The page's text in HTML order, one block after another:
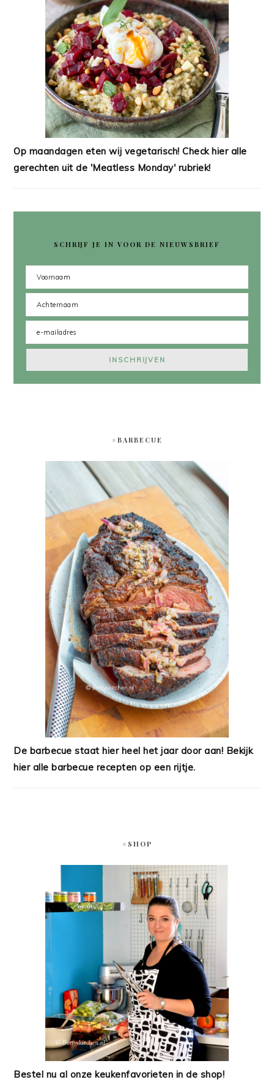
Op maandagen eten wij vegetarisch! Check hier alle
gerechten uit de 'Meatless Monday' rubriek!
SCHRIJF JE IN VOOR DE NIEUWSBRIEF
#BARBECUE
De barbecue staat hier heel het jaar door aan! Bekijk
hier alle barbecue recepten op een rijtje.
#SHOP
Bestel nu al onze keukenfavorieten in de shop!